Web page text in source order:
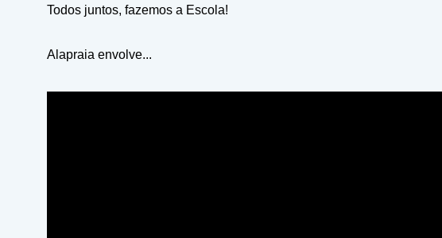
Todos juntos, fazemos a Escola!
Alapraia envolve...